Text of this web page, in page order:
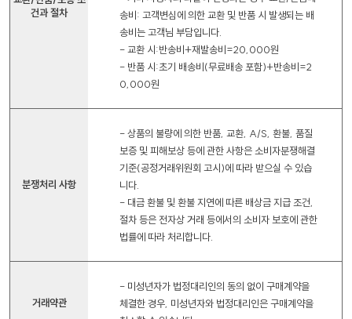
건과 절차
송비: 고객변심에 의한 교환 및 반품 시 발생되는 배
송비는 고객님 부담입니다.
- 교환 시:반송비+재발송비=20,000원
- 반품 시:초기 배송비(무료배송 포함)+반송비=2
0,000원
분쟁처리 사항
- 상품의 불량에 의한 반품, 교환, A/S, 환불, 품질
보증 및 피해보상 등에 관한 사항은 소비자분쟁해결
기준(공정거래위원회 고시)에 따라 받으실 수 있습
니다.
- 대금 환불 및 환불 지연에 따른 배상금 지급 조건,
절차 등은 전자상 거래 등에서의 소비자 보호에 관한
법률에 따라 처리합니다.
거래약관
- 미성년자가 법정대리인의 동의 없이 구매계약을
체결한 경우, 미성년자와 법정대리인은 구매계약을